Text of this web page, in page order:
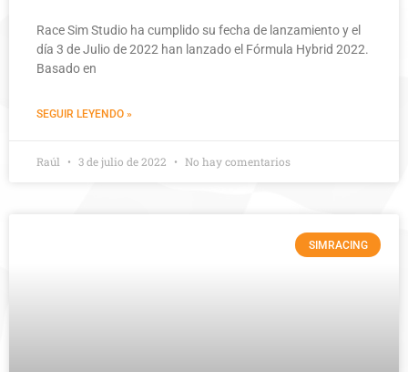
Race Sim Studio ha cumplido su fecha de lanzamiento y el
día 3 de Julio de 2022 han lanzado el Fórmula Hybrid 2022.
Basado en
SEGUIR LEYENDO »
Raúl 3 de julio de 2022 No hay comentarios
SIMRACING